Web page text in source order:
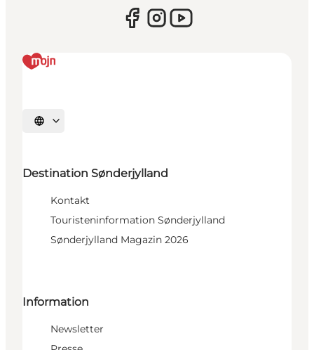
Sprache auswählen
Destination Sønderjylland
Kontakt
Touristeninformation Sønderjylland
Sønderjylland Magazin 2026
Information
Newsletter